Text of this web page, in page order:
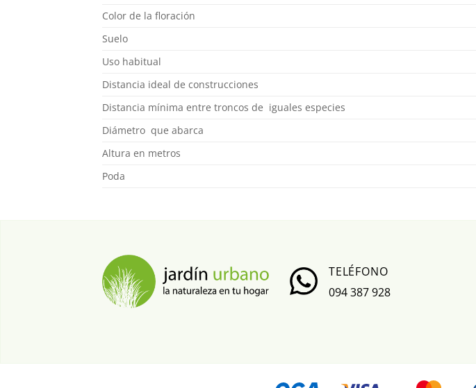
Color de la floración
Suelo
Uso habitual
Distancia ideal de construcciones
Distancia mínima entre troncos de iguales especies
Diámetro que abarca
Altura en metros
Poda
TELÉFONO
094 387 928